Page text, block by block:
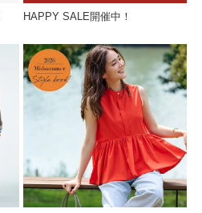
HAPPY SALE開催中！